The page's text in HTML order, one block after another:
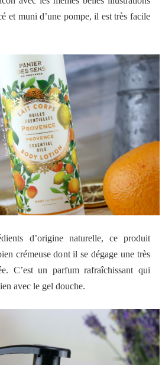
et muni d’une pompe, il est très facile
d’origine naturelle, ce produit
crémeuse dont il se dégage une très
C’est un parfum rafraîchissant qui
avec le gel douche.